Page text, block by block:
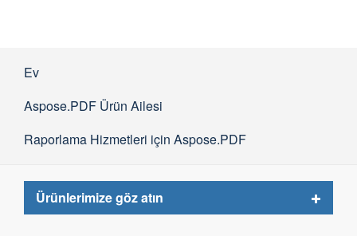
Ev
Aspose.PDF Ürün Ailesi
Raporlama Hizmetleri için Aspose.PDF
Ürünlerimize göz atın
Toggle